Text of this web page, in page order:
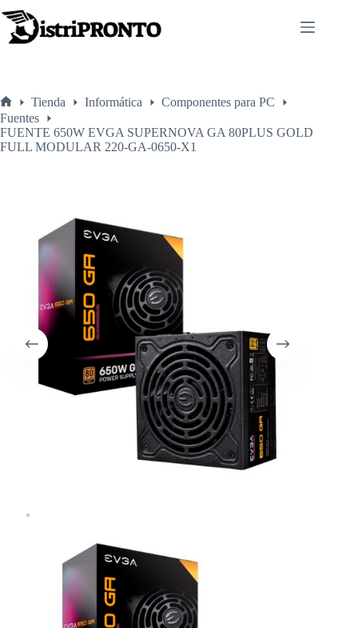
al
contenido
Inicio
Tienda Informática
Componentes para PC
Fuentes
FUENTE 650W EVGA SUPERNOVA GA 80PLUS GOLD
FULL MODULAR 220-GA-0650-X1